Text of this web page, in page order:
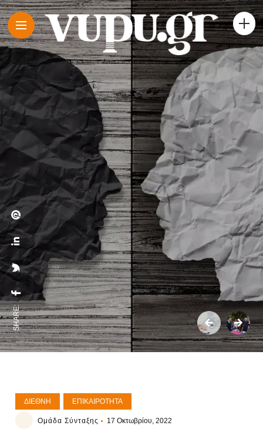
SHARE:
ΔΙΕΘΝΉ ΕΠΙΚΑΙΡΌΤΗΤΑ
Ομάδα Σύνταξης 17 Οκτωβρίου, 2022